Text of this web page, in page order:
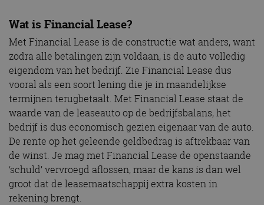
Wat is Financial Lease?
Met Financial Lease is de constructie wat anders, want
zodra alle betalingen zijn voldaan, is de auto volledig
eigendom van het bedrijf. Zie Financial Lease dus
vooral als een soort lening die je in maandelijkse
termijnen terugbetaalt. Met Financial Lease staat de
waarde van de leaseauto op de bedrijfsbalans, het
bedrijf is dus economisch gezien eigenaar van de auto.
De rente op het geleende geldbedrag is aftrekbaar van
de winst. Je mag met Financial Lease de openstaande
‘schuld’ vervroegd aflossen, maar de kans is dan wel
groot dat de leasemaatschappij extra kosten in
rekening brengt.